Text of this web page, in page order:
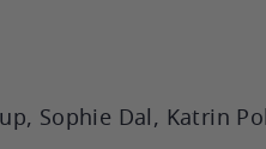
Sophie Dal, Katrin